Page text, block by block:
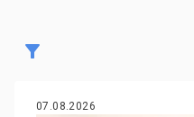
07.08.2026